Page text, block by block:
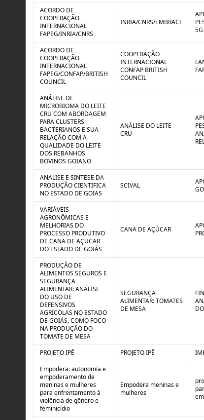
ACORDO DE
COOPERAÇÃO
INTERNACIONAL
FAPEG/INRIA/CNRS
INRIA/CNRS/EMBRACE
ACORDO DE
COOPERAÇÃO
INTERNACIONAL
FAPEG/CONFAP/BRITISH
COUNCIL
COOPERAÇÃO
INTERNACIONAL
CONFAP BRITISH
COUNCIL
ANÁLISE DE
MICROBIOMA DO LEITE
CRU COM ABORDAGEM
PARA CLUSTERS
BACTERIANOS E SUA
RELAÇÃO COM A
QUALIDADE DO LEITE
DOS REBANHOS
BOVINOS GOIANO
ANÁLISE DO LEITE
CRU
ANALISE E SINTESE DA
PRODUÇÃO CIENTIFICA
NO ESTADO DE GOIAS
SCIVAL
VARIÁVEIS
AGRONÔMICAS E
MELHORIAS DO
PROCESSO PRODUTIVO
DE CANA DE AÇUCAR
DO ESTADO DE GOIÁS
CANA DE AÇÚCAR
PRODUÇÃO DE
ALIMENTOS SEGUROS E
SEGURANÇA
ALIMENTAR: ANÁLISE
DO USO DE
DEFENSIVOS
AGRICOLAS NO ESTADO
DE GOIÁS, COMO FOCO
NA PRODUÇÃO DO
TOMATE DE MESA
SEGURANÇA
ALIMENTAR: TOMATES
DE MESA
PROJETO IPÊ PROJETO IPÊ
Empodera: autonomia e
empoderamento de
meninas e mulheres
para enfrentamento à
violência de gênero e
feminicídio
Empodera meninas e
mulheres